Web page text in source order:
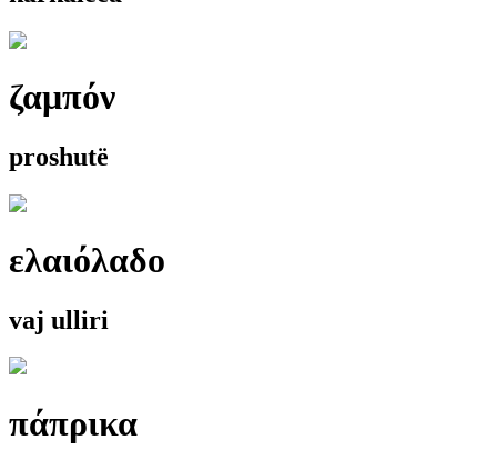
ζαμπόν
proshutë
ελαιόλαδο
vaj ulliri
πάπρικα